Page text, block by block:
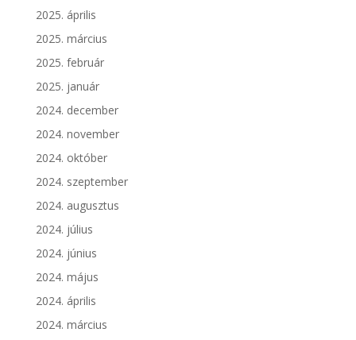
2025. április
2025. március
2025. február
2025. január
2024. december
2024. november
2024. október
2024. szeptember
2024. augusztus
2024. július
2024. június
2024. május
2024. április
2024. március